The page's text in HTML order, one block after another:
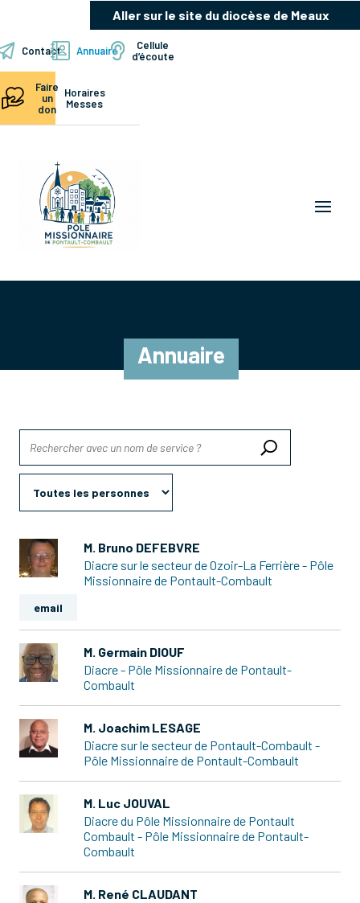
Aller sur le site du diocèse de Meaux
Contact Annuaire
Cellule
d’écoute
Faire
un
don
Horaires
Messes
Annuaire
M. Bruno DEFEBVRE
Diacre sur le secteur de Ozoir-La Ferrière - Pôle
Missionnaire de Pontault-Combault
email
M. Germain DIOUF
Diacre - Pôle Missionnaire de Pontault-
Combault
M. Joachim LESAGE
Diacre sur le secteur de Pontault-Combault -
Pôle Missionnaire de Pontault-Combault
M. Luc JOUVAL
Diacre du Pôle Missionnaire de Pontault
Combault - Pôle Missionnaire de Pontault-
Combault
M. René CLAUDANT